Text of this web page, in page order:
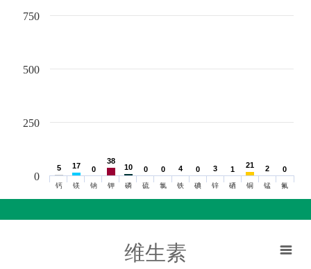
5
5 17
17 0
0
38
38
10
10 0
0 0
0 4
4 0
0 3
3 1
1 21
21 2
2 0
0
钙 镁 钠 钾 磷 硫 氯 铁 碘 锌 硒 铜 锰 氟
0
250
500
750
维生素